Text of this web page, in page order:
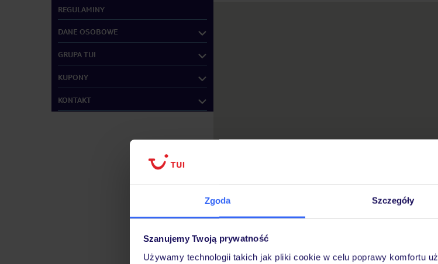
Zgoda Szczegóły
Szanujemy Twoją prywatność
Używamy technologii takich jak pliki cookie w celu poprawy komfortu
REGULAMINY
DANE OSOBOWE
GRUPA TUI
KUPONY
KONTAKT